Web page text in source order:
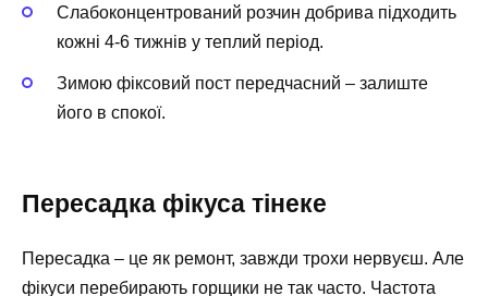
Слабоконцентрований розчин добрива підходить
кожні 4-6 тижнів у теплий період.
Зимою фіксовий пост передчасний – залиште
його в спокої.
Пересадка фікуса тінеке
Пересадка – це як ремонт, завжди трохи нервуєш. Але
фікуси перебирають горщики не так часто. Частота